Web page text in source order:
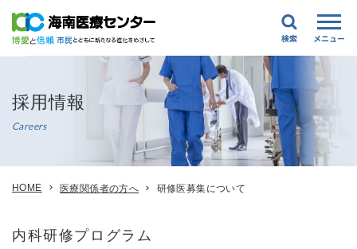
採用情報
Careers
HOME 医療関係者の方へ 研修医募集について
内科研修プログラム